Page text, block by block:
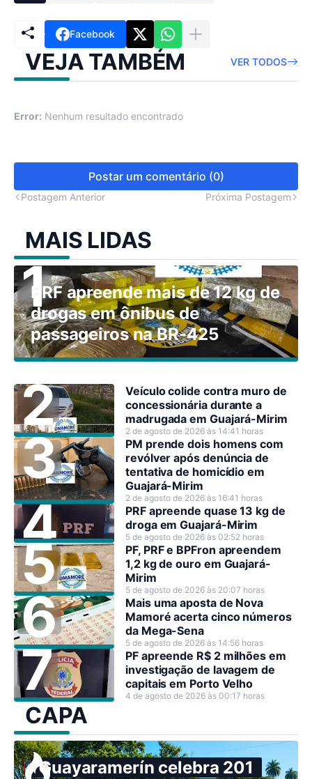
Facebook
VEJA TAMBÉM VER TODOS
Error: Nenhum resultado encontrado
Postar um comentário (0)
Postagem Anterior Próxima Postagem
MAIS LIDAS
PRF apreende mais de 12 kg de
drogas em ônibus de
passageiros na BR-425
Veículo colide contra muro de
concessionária durante a
madrugada em Guajará-Mirim
2 de agosto de 2026 às 14:41 horas
PM prende dois homens com
revólver após denúncia de
tentativa de homicídio em
Guajará-Mirim
2 de agosto de 2026 às 16:41 horas
PRF apreende quase 13 kg de
droga em Guajará-Mirim
5 de agosto de 2026 às 02:52 horas
PF, PRF e BPFron apreendem
1,2 kg de ouro em Guajará-
Mirim
5 de agosto de 2026 às 20:07 horas
Mais uma aposta de Nova
Mamoré acerta cinco números
da Mega-Sena
5 de agosto de 2026 às 14:56 horas
PF apreende R$ 2 milhões em
investigação de lavagem de
capitais em Porto Velho
4 de agosto de 2026 às 00:17 horas
CAPA
Guayaramerín celebra 201